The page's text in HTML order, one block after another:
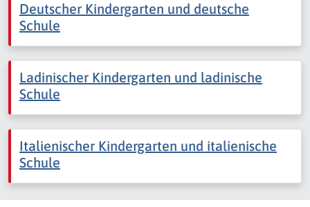
Deutscher Kindergarten und deutsche
Schule
Ladinischer Kindergarten und ladinische
Schule
Italienischer Kindergarten und italienische
Schule